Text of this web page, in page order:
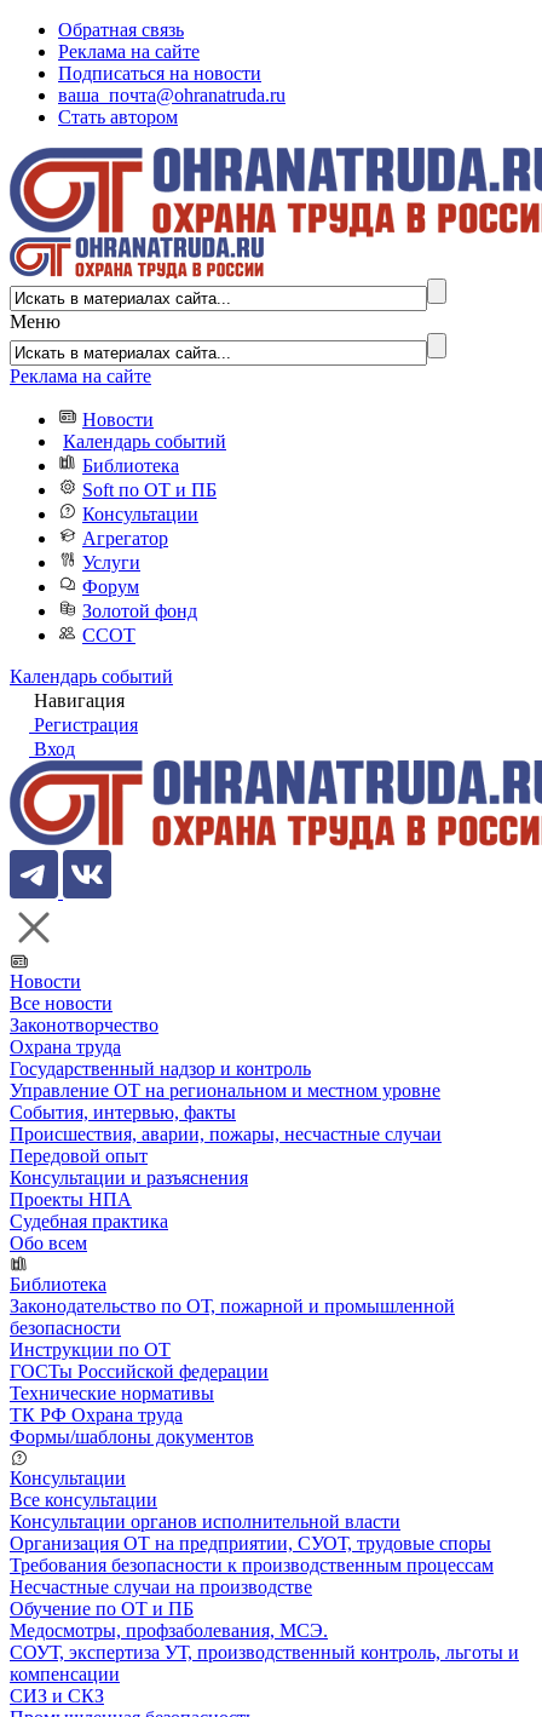
Обратная связь
Реклама на сайте
Подписаться на новости
ваша_почта@ohranatruda.ru
Стать автором
Меню
Реклама на сайте
Новости
Календарь событий
Библиотека
Soft по ОТ и ПБ
Консультации
Агрегатор
Услуги
Форум
Золотой фонд
ССОТ
Календарь событий
Навигация
Регистрация
Вход
Новости
Все новости
Законотворчество
Охрана труда
Государственный надзор и контроль
Управление ОТ на региональном и местном уровне
События, интервью, факты
Происшествия, аварии, пожары, несчастные случаи
Передовой опыт
Консультации и разъяснения
Проекты НПА
Судебная практика
Обо всем
Библиотека
Законодательство по ОТ, пожарной и промышленной
безопасности
Инструкции по ОТ
ГОСТы Российской федерации
Технические нормативы
ТК РФ Охрана труда
Формы/шаблоны документов
Консультации
Все консультации
Консультации органов исполнительной власти
Организация ОТ на предприятии, СУОТ, трудовые споры
Требования безопасности к производственным процессам
Несчастные случаи на производстве
Обучение по ОТ и ПБ
Медосмотры, профзаболевания, МСЭ.
СОУТ, экспертиза УТ, производственный контроль, льготы и
компенсации
СИЗ и СКЗ